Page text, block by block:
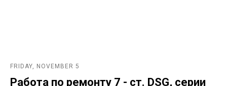
FRIDAY, NOVEMBER 5
Работа по ремонту 7 - ст. DSG, серии